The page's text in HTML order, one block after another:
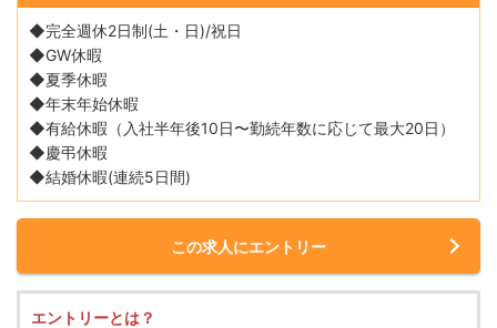
◆完全週休2日制(土・日)/祝日
◆GW休暇
◆夏季休暇
◆年末年始休暇
◆有給休暇（入社半年後10日〜勤続年数に応じて最大20日）
◆慶弔休暇
◆結婚休暇(連続5日間)
この求人にエントリー
エントリーとは？